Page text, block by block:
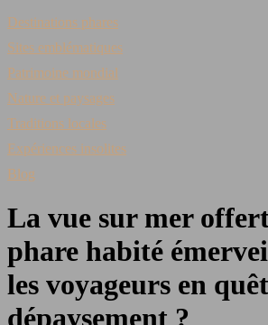
Destinations phares
Sites emblématiques
Patrimoine mondial
Nature et paysages
Traditions locales
Expériences insolites
Blog
La vue sur mer
phare habité
les voyageurs en
dépaysement ?